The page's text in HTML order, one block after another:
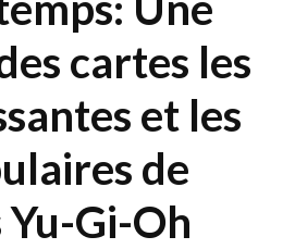
cartes les
et les
de
Yu-Gi-Oh